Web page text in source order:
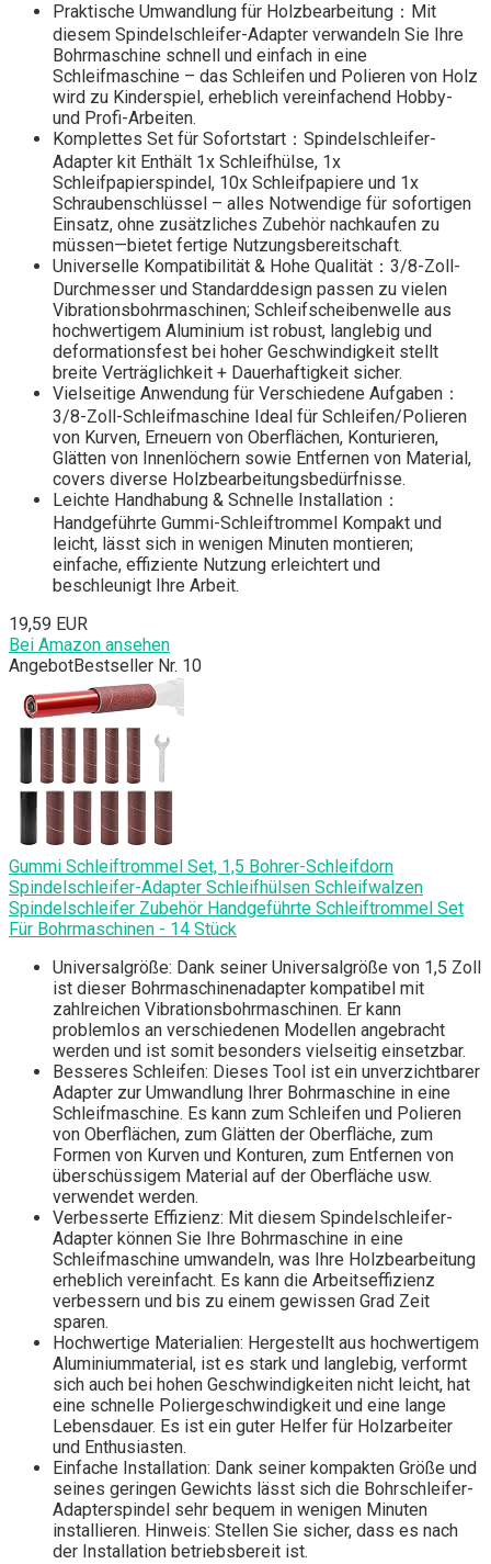
Praktische Umwandlung für Holzbearbeitung：Mit
diesem Spindelschleifer-Adapter verwandeln Sie Ihre
Bohrmaschine schnell und einfach in eine
Schleifmaschine – das Schleifen und Polieren von Holz
wird zu Kinderspiel, erheblich vereinfachend Hobby-
und Profi-Arbeiten.​
Komplettes Set für Sofortstart：Spindelschleifer-
Adapter kit Enthält 1x Schleifhülse, 1x
Schleifpapierspindel, 10x Schleifpapiere und 1x
Schraubenschlüssel – alles Notwendige für sofortigen
Einsatz, ohne zusätzliches Zubehör nachkaufen zu
müssen—bietet fertige Nutzungsbereitschaft.​
Universelle Kompatibilität & Hohe Qualität：3/8-Zoll-
Durchmesser und Standarddesign passen zu vielen
Vibrationsbohrmaschinen; Schleifscheibenwelle aus
hochwertigem Aluminium ist robust, langlebig und
deformationsfest bei hoher Geschwindigkeit stellt
breite Verträglichkeit + Dauerhaftigkeit sicher.​
Vielseitige Anwendung für Verschiedene Aufgaben：
3/8-Zoll-Schleifmaschine Ideal für Schleifen/Polieren
von Kurven, Erneuern von Oberflächen, Konturieren,
Glätten von Innenlöchern sowie Entfernen von Material,
covers diverse Holzbearbeitungsbedürfnisse.​
Leichte Handhabung & Schnelle Installation：
Handgeführte Gummi-Schleiftrommel Kompakt und
leicht, lässt sich in wenigen Minuten montieren;
einfache, effiziente Nutzung erleichtert und
beschleunigt Ihre Arbeit.
19,59 EUR
Bei Amazon ansehen
AngebotBestseller Nr. 10
Gummi Schleiftrommel Set, 1,5 Bohrer-Schleifdorn
Spindelschleifer-Adapter Schleifhülsen Schleifwalzen
Spindelschleifer Zubehör Handgeführte Schleiftrommel Set
Für Bohrmaschinen - 14 Stück
Universalgröße: Dank seiner Universalgröße von 1,5 Zoll
ist dieser Bohrmaschinenadapter kompatibel mit
zahlreichen Vibrationsbohrmaschinen. Er kann
problemlos an verschiedenen Modellen angebracht
werden und ist somit besonders vielseitig einsetzbar.
Besseres Schleifen: Dieses Tool ist ein unverzichtbarer
Adapter zur Umwandlung Ihrer Bohrmaschine in eine
Schleifmaschine. Es kann zum Schleifen und Polieren
von Oberflächen, zum Glätten der Oberfläche, zum
Formen von Kurven und Konturen, zum Entfernen von
überschüssigem Material auf der Oberfläche usw.
verwendet werden.
Verbesserte Effizienz: Mit diesem Spindelschleifer-
Adapter können Sie Ihre Bohrmaschine in eine
Schleifmaschine umwandeln, was Ihre Holzbearbeitung
erheblich vereinfacht. Es kann die Arbeitseffizienz
verbessern und bis zu einem gewissen Grad Zeit
sparen.
Hochwertige Materialien: Hergestellt aus hochwertigem
Aluminiummaterial, ist es stark und langlebig, verformt
sich auch bei hohen Geschwindigkeiten nicht leicht, hat
eine schnelle Poliergeschwindigkeit und eine lange
Lebensdauer. Es ist ein guter Helfer für Holzarbeiter
und Enthusiasten.
Einfache Installation: Dank seiner kompakten Größe und
seines geringen Gewichts lässt sich die Bohrschleifer-
Adapterspindel sehr bequem in wenigen Minuten
installieren. Hinweis: Stellen Sie sicher, dass es nach
der Installation betriebsbereit ist. ​